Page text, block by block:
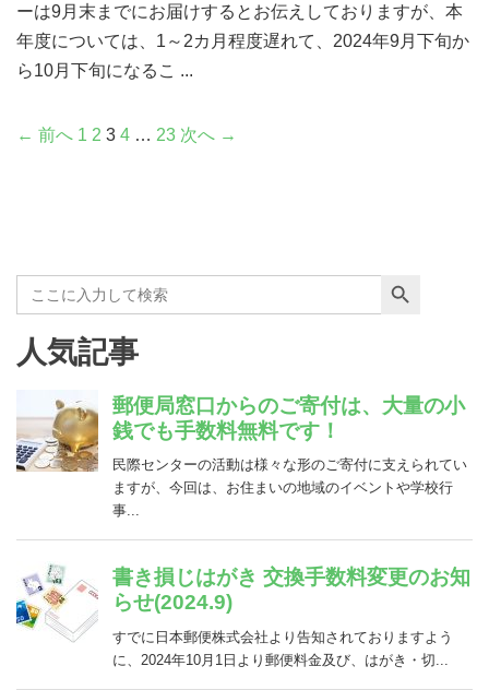
ーは9月末までにお届けするとお伝えしておりますが、本
年度については、1～2カ月程度遅れて、2024年9月下旬か
ら10月下旬になるこ ...
← 前へ 1 2 3 4 … 23 次へ →
Search
for:
Search Button
人気記事